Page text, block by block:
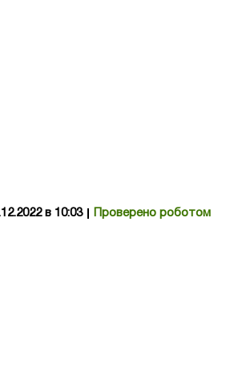
Проверено роботом
в 10:03